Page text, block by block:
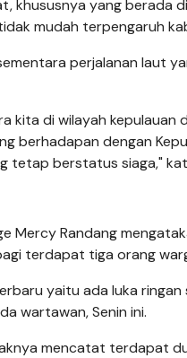
khususnya yang berada
mudah terpengaruh
perjalanan laut
di wilayah kepulauan
berhadapan dengan
tetap berstatus siaga,"
Mercy Randang
terdapat tiga orang
yaitu ada luka
wartawan, Senin ini.
mencatat terdapat